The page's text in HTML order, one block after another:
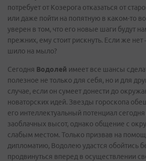
потребует от Козерога отказаться от
или даже пойти на попятную в каком-то
уверен в том, что его новые шаги будут
прежних, ему стоит рискнуть. Если же
шило на мыло?
Сегодня Водолей имеет все шансы
полезное не только для себя, но и для
случае, если он сумеет донести до
новаторских идей. Звезды гороскопа
его интеллектуальный потенциал сегодня
заоблачных высот, однако общение с
слабым местом. Только призвав на
дипломатию, Водолею удастся обойтись
продвинуться вперед в осуществлении